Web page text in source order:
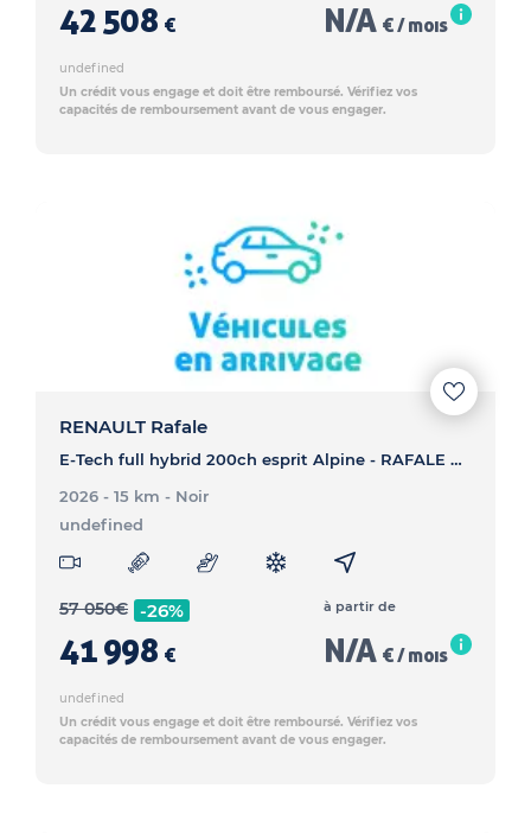
42 508 € N/A € / mois
undefined
Un crédit vous engage et doit être remboursé. Vérifiez vos
capacités de remboursement avant de vous engager.
RENAULT Rafale
E-Tech full hybrid 200ch esprit Alpine - RAFALE E-Tech full hybrid 200ch esprit Alpine
2026 - 15 km - Noir
undefined
57 050€ -26%
41 998 €
à partir de
N/A € / mois
undefined
Un crédit vous engage et doit être remboursé. Vérifiez vos
capacités de remboursement avant de vous engager.